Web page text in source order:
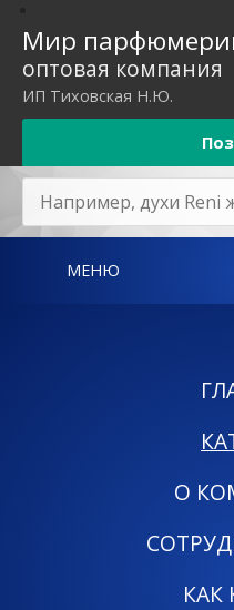
Мир
оптовая компания
ИП Тиховская Н.Ю.
МЕНЮ
О
КАК